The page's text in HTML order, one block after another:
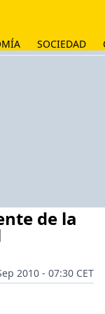
SOCIEDAD
de la
2010 - 07:30 CET